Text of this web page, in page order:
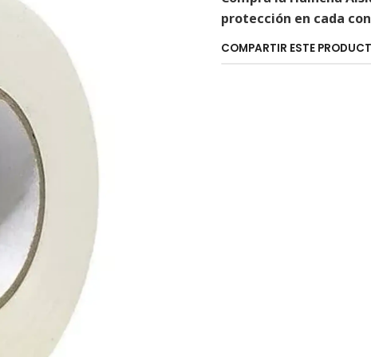
protección en cada
COMPARTIR ESTE